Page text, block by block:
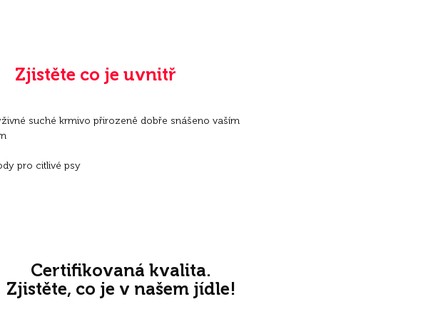
Zjistěte co je uvnitř
suché krmivo přirozeně dobře snášeno vaším
pro citlivé psy
Certifikovaná kvalita.
Zjistěte, co je v našem jídle!